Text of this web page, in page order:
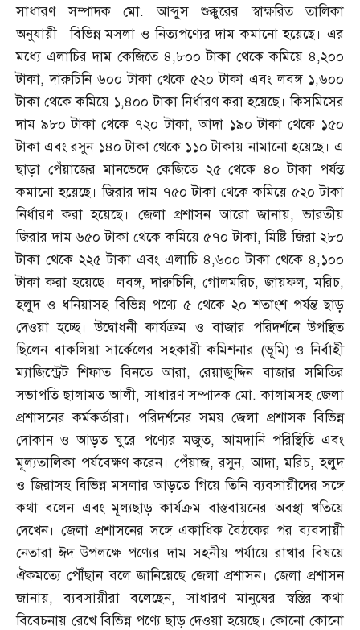
সাধারণ সম্পাদক মো.আব্দুস শুক্কুরের স্বাক্ষরিত তালিকা
অনুযায়ী–বিভিন্ন মসলা ও নিত্যপণ্যের দাম কমানো হয়েছে। এর
মধ্যে এলাচির দাম কেজিতে ৪,৮০০ টাকা থেকে কমিয়ে ৪,২০০
টাকা,দারুচিনি ৬০০ টাকা থেকে ৫২০ টাকা এবং লবঙ্গ ১,৬০০
টাকা থেকে কমিয়ে ১,৪০০ টাকা নির্ধারণ করা হয়েছে। কিসমিসের
দাম ৯৮০ টাকা থেকে ৭২০ টাকা,আদা ১৯০ টাকা থেকে ১৫০
টাকা এবং রসুন ১৪০ টাকা থেকে ১১০ টাকায় নামানো হয়েছে। এ
ছাড়া পেঁয়াজের মানভেদে কেজিতে ২৫ থেকে ৪০ টাকা পর্যন্ত
কমানো হয়েছে। জিরার দাম ৭৫০ টাকা থেকে কমিয়ে ৫২০ টাকা
নির্ধারণ করা হয়েছে। জেলা প্রশাসন আরো জানায়,ভারতীয়
জিরার দাম ৬৫০ টাকা থেকে কমিয়ে ৫৭০ টাকা,মিষ্টি জিরা ২৮০
টাকা থেকে ২২৫ টাকা এবং এলাচি ৪,৬০০ টাকা থেকে ৪,১০০
টাকা করা হয়েছে। লবঙ্গ,দারুচিনি, গোলমরিচ,জায়ফল,মরিচ,
হলুদ ও ধনিয়াসহ বিভিন্ন পণ্যে ৫ থেকে ২০ শতাংশ পর্যন্ত ছাড়
দেওয়া হচ্ছে। উদ্বোধনী কার্যক্রম ও বাজার পরিদর্শনে উপস্থিত
ছিলেন বাকলিয়া সার্কেলের সহকারী কমিশনার (ভূমি)ও নির্বাহী
ম্যাজিস্ট্রেট শিফাত বিনতে আরা,রেয়াজুদ্দিন বাজার সমিতির
সভাপতি ছালামত আলী,সাধারণ সম্পাদক মো.কালামসহ জেলা
প্রশাসনের কর্মকর্তারা। পরিদর্শনের সময় জেলা প্রশাসক বিভিন্ন
দোকান ও আড়ত ঘুরে পণ্যের মজুত,আমদানি পরিস্থিতি এবং
মূল্যতালিকা পর্যবেক্ষণ করেন। পেঁয়াজ,রসুন,আদা,মরিচ,হলুদ
ও জিরাসহ বিভিন্ন মসলার আড়তে গিয়ে তিনি ব্যবসায়ীদের সঙ্গে
কথা বলেন এবং মূল্যছাড় কার্যক্রম বাস্তবায়নের অবস্থা খতিয়ে
দেখেন। জেলা প্রশাসনের সঙ্গে একাধিক বৈঠকের পর ব্যবসায়ী
নেতারা ঈদ উপলক্ষে পণ্যের দাম সহনীয় পর্যায়ে রাখার বিষয়ে
ঐকমত্যে পৌঁছান বলে জানিয়েছে জেলা প্রশাসন। জেলা প্রশাসন
জানায়,ব্যবসায়ীরা বলেছেন,সাধারণ মানুষের স্বস্তির কথা
বিবেচনায় রেখে বিভিন্ন পণ্যে ছাড় দেওয়া হয়েছে। কোনো কোনো